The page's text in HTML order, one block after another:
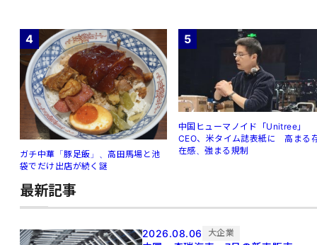
4
ガチ中華「豚足飯」、高田馬場と池
袋でだけ出店が続く謎
5
中国ヒューマノイド「Unitree」
CEO、米タイム誌表紙に 高まる
在感、強まる規制
最新記事
2026.08.06 大企業